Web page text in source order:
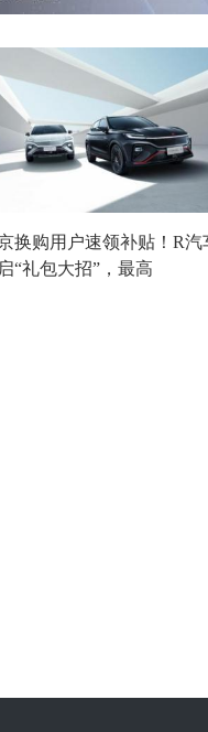
换购用户速领补贴！R汽
“礼包大招”，最高